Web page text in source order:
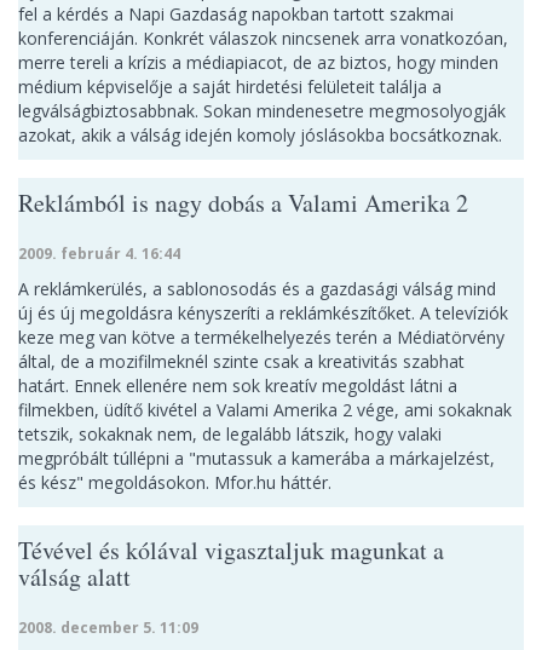
fel a kérdés a Napi Gazdaság napokban tartott szakmai
konferenciáján. Konkrét válaszok nincsenek arra vonatkozóan,
merre tereli a krízis a médiapiacot, de az biztos, hogy minden
médium képviselője a saját hirdetési felületeit találja a
legválságbiztosabbnak. Sokan mindenesetre megmosolyogják
azokat, akik a válság idején komoly jóslásokba bocsátkoznak.
Reklámból is nagy dobás a Valami Amerika 2
2009. február 4. 16:44
A reklámkerülés, a sablonosodás és a gazdasági válság mind
új és új megoldásra kényszeríti a reklámkészítőket. A televíziók
keze meg van kötve a termékelhelyezés terén a Médiatörvény
által, de a mozifilmeknél szinte csak a kreativitás szabhat
határt. Ennek ellenére nem sok kreatív megoldást látni a
filmekben, üdítő kivétel a Valami Amerika 2 vége, ami sokaknak
tetszik, sokaknak nem, de legalább látszik, hogy valaki
megpróbált túllépni a "mutassuk a kamerába a márkajelzést,
és kész" megoldásokon. Mfor.hu háttér.
Tévével és kólával vigasztaljuk magunkat a
válság alatt
2008. december 5. 11:09